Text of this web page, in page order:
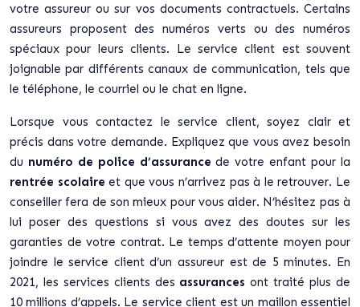
votre assureur ou sur vos documents contractuels. Certains
assureurs proposent des numéros verts ou des numéros
spéciaux pour leurs clients. Le service client est souvent
joignable par différents canaux de communication, tels que
le téléphone, le courriel ou le chat en ligne.
Lorsque vous contactez le service client, soyez clair et
précis dans votre demande. Expliquez que vous avez besoin
du numéro de police d’assurancede votre enfant pour la
rentrée scolaireet que vous n’arrivez pas à le retrouver. Le
conseiller fera de son mieux pour vous aider. N’hésitez pas à
lui poser des questions si vous avez des doutes sur les
garanties de votre contrat. Le temps d’attente moyen pour
joindre le service client d’un assureur est de 5 minutes. En
2021, les services clients des assurancesont traité plus de
10 millions d’appels. Le service client est un maillon essentiel